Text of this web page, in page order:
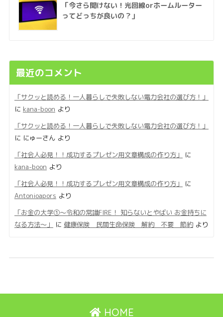
「今さら聞けない！光回線orホームルーター
ってどっちが良いの？」
最近のコメント
「サクッと読める！一人暮らしで失敗しない電力会社の選び方！」
に kana-boon より
「サクッと読める！一人暮らしで失敗しない電力会社の選び方！」
に にゅーさんより
「社会人必見！！成功するプレゼン用文章構成の作り方」
に
kana-boon より
「社会人必見！！成功するプレゼン用文章構成の作り方」
に
Antonioapors より
「お金の大学①〜令和の常識FIRE！ 知らないとやばい お金持ちに
なる方法〜」
に 健康保険 民間生命保険 解約 不要 節約より
HOME